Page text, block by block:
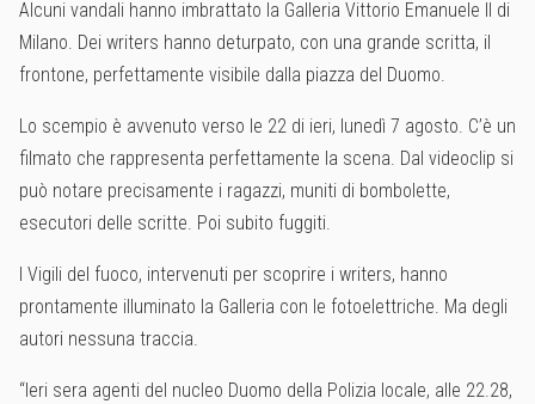
Alcuni vandali hanno imbrattato la Galleria Vittorio Emanuele II di
Milano. Dei writers hanno deturpato, con una grande scritta, il
frontone, perfettamente visibile dalla piazza del Duomo.
Lo scempio è avvenuto verso le 22 di ieri, lunedì 7 agosto. C’è un
filmato che rappresenta perfettamente la scena. Dal videoclip si
può notare precisamente i ragazzi, muniti di bombolette,
esecutori delle scritte. Poi subito fuggiti.
I Vigili del fuoco, intervenuti per scoprire i writers, hanno
prontamente illuminato la Galleria con le fotoelettriche. Ma degli
autori nessuna traccia.
“Ieri sera agenti del nucleo Duomo della Polizia locale, alle 22.28,